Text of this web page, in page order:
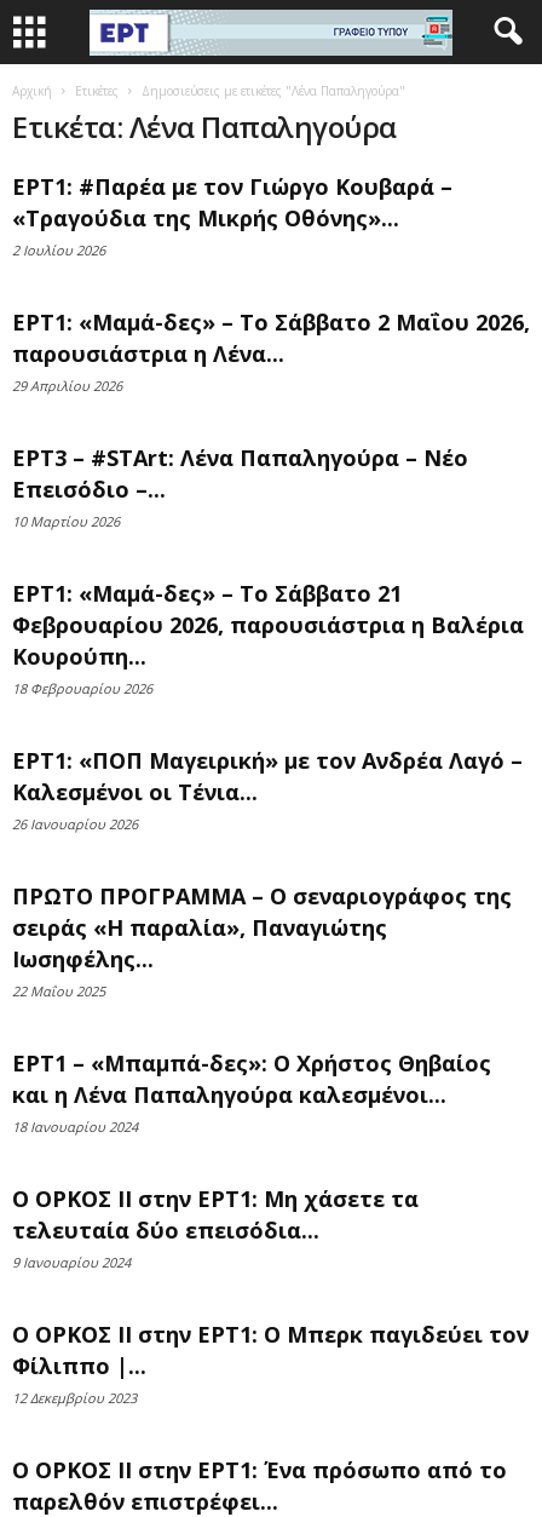
Αρχική Ετικέτες Δημοσιεύσεις με ετικέτες "Λένα Παπαληγούρα"
Ετικέτα: Λένα Παπαληγούρα
ΕΡΤ1: #Παρέα με τον Γιώργο Κουβαρά –
«Τραγούδια της Μικρής Οθόνης»...
2 Ιουλίου 2026
ΕΡΤ1: «Μαμά-δες» – Το Σάββατο 2 Μαΐου 2026,
παρουσιάστρια η Λένα...
29 Απριλίου 2026
ΕΡΤ3 – #STArt: Λένα Παπαληγούρα – Νέο
Επεισόδιο –...
10 Μαρτίου 2026
ΕΡΤ1: «Μαμά-δες» – Το Σάββατο 21
Φεβρουαρίου 2026, παρουσιάστρια η Βαλέρια
Κουρούπη...
18 Φεβρουαρίου 2026
ΕΡΤ1: «ΠΟΠ Μαγειρική» με τον Ανδρέα Λαγό –
Καλεσμένοι οι Τένια...
26 Ιανουαρίου 2026
ΠΡΩΤΟ ΠΡΟΓΡΑΜΜΑ – Ο σεναριογράφος της
σειράς «Η παραλία», Παναγιώτης
Ιωσηφέλης...
22 Μαΐου 2025
ΕΡΤ1 – «Μπαμπά-δες»: Ο Χρήστος Θηβαίος
και η Λένα Παπαληγούρα καλεσμένοι...
18 Ιανουαρίου 2024
Ο ΟΡΚΟΣ ΙΙ στην ΕΡΤ1: Μη χάσετε τα
τελευταία δύο επεισόδια...
9 Ιανουαρίου 2024
Ο ΟΡΚΟΣ ΙΙ στην ΕΡΤ1: O Μπερκ παγιδεύει τον
Φίλιππο |...
12 Δεκεμβρίου 2023
Ο ΟΡΚΟΣ ΙΙ στην ΕΡΤ1: Ένα πρόσωπο από το
παρελθόν επιστρέφει...